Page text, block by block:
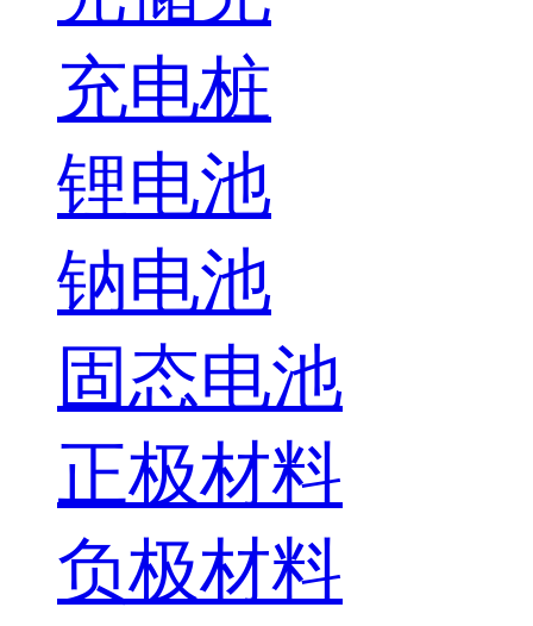
充电桩
锂电池
钠电池
固态电池
正极材料
负极材料